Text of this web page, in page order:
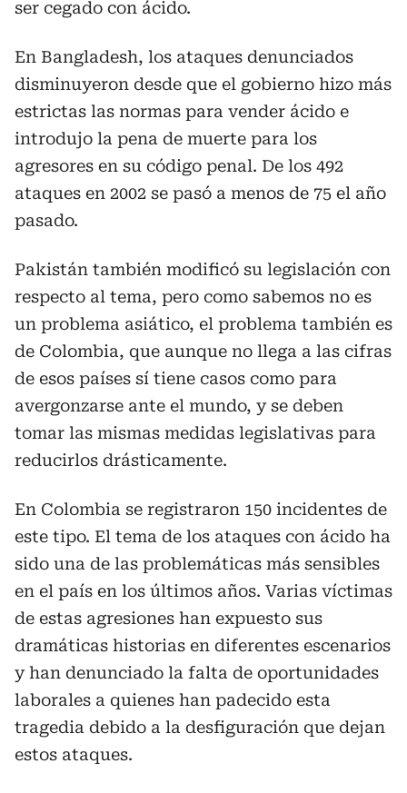
ser cegado con ácido.
En Bangladesh, los ataques denunciados
disminuyeron desde que el gobierno hizo más
estrictas las normas para vender ácido e
introdujo la pena de muerte para los
agresores en su código penal. De los 492
ataques en 2002 se pasó a menos de 75 el año
pasado.
Pakistán también modificó su legislación con
respecto al tema, pero como sabemos no es
un problema asiático, el problema también es
de Colombia, que aunque no llega a las cifras
de esos países sí tiene casos como para
avergonzarse ante el mundo, y se deben
tomar las mismas medidas legislativas para
reducirlos drásticamente.
En Colombia se registraron 150 incidentes de
este tipo. El tema de los ataques con ácido ha
sido una de las problemáticas más sensibles
en el país en los últimos años. Varias víctimas
de estas agresiones han expuesto sus
dramáticas historias en diferentes escenarios
y han denunciado la falta de oportunidades
laborales a quienes han padecido esta
tragedia debido a la desfiguración que dejan
estos ataques.